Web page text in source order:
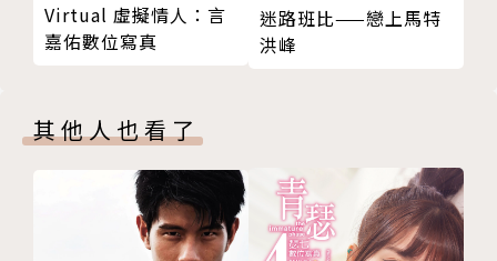
Virtual 虛擬情人：言
嘉佑數位寫真
迷路班比——戀上馬特
洪峰
其他人也看了